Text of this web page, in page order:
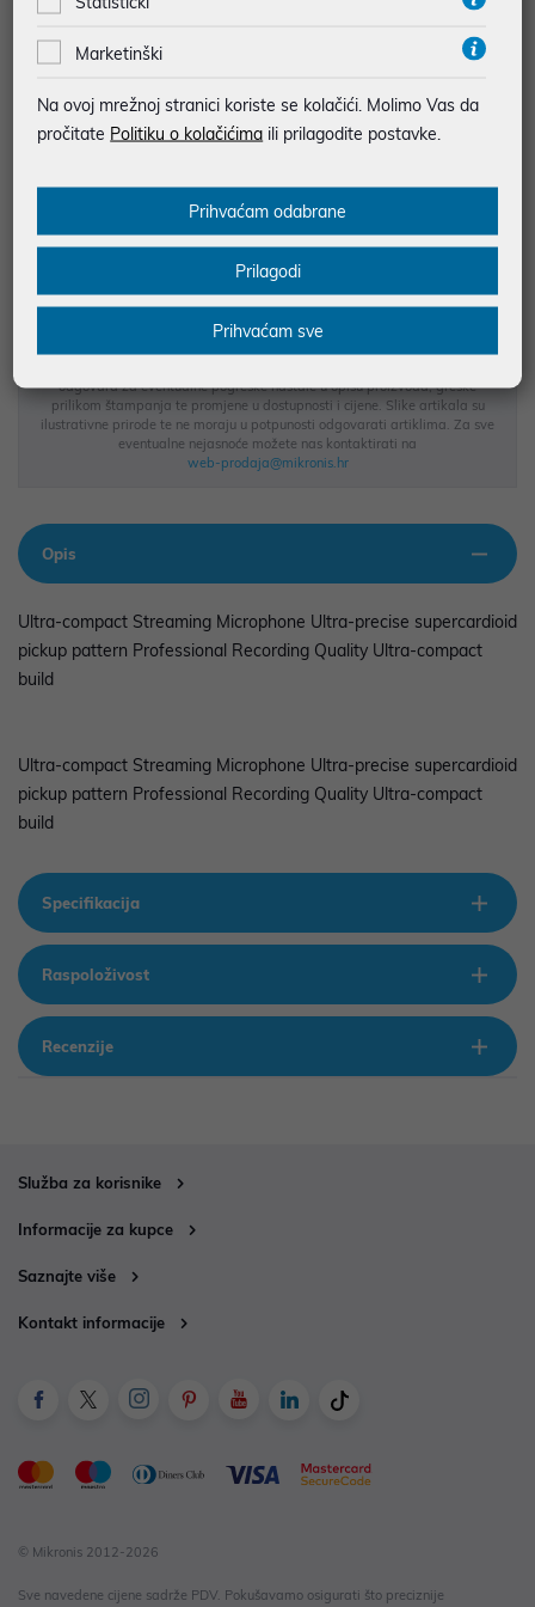
najam za pravne osobe od 12 do 36 mj. već od
Vidi detalje Pošalji upit
JAMSTVO 12 MJ.
MOGUĆNOST PLAĆANJA NA RATE
odgovara za eventualne pogreške nastale u opisu proizvoda, greške
prilikom štampanja te promjene u dostupnosti i cijene. Slike artikala su
ilustrativne prirode te ne moraju u potpunosti odgovarati artiklima. Za sve
eventualne nejasnoće možete nas kontaktirati na
web-prodaja@mikronis.hr
Opis
Ultra-compact Streaming Microphone Ultra-precise supercardioid
pickup pattern Professional Recording Quality Ultra-compact
build
Ultra-compact Streaming Microphone Ultra-precise supercardioid
pickup pattern Professional Recording Quality Ultra-compact
build
Specifikacija
Raspoloživost
Recenzije
Služba za korisnike
Informacije za kupce
Saznajte više
Kontakt informacije
© Mikronis 2012-2026
Sve navedene cijene sadrže PDV. Pokušavamo osigurati što preciznije
Marketinški
Na ovoj mrežnoj stranici koriste se kolačići. Molimo Vas da
pročitate Politiku o kolačićima ili prilagodite postavke.
Prihvaćam odabrane
Prilagodi
Prihvaćam sve